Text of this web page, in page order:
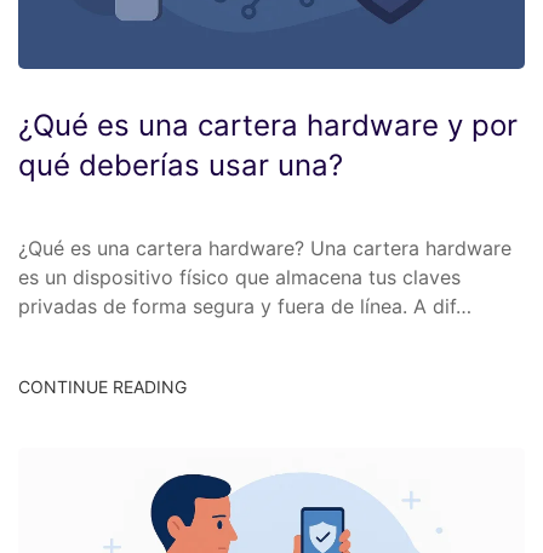
¿Qué es una cartera hardware y por
qué deberías usar una?
¿Qué es una cartera hardware? Una cartera hardware
es un dispositivo físico que almacena tus claves
privadas de forma segura y fuera de línea. A dif…
CONTINUE READING